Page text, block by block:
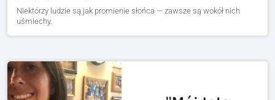
Niektórzy ludzie są jak promienie słońca — zawsze są wokół nich
uśmiechy.